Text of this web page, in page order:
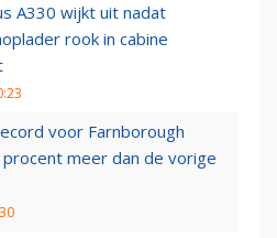
A330 wijkt uit nadat
rook in cabine
voor Farnborough
meer dan de vorige